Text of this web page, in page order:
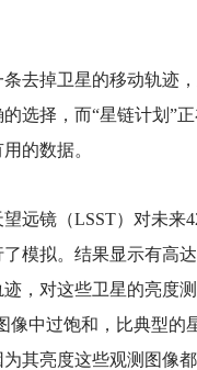
去掉卫星的移动轨迹
选择，而“星链计划”
的数据。
远镜（LSST）对未来
模拟。结果显示有高
，对这些卫星的亮度
像中过饱和，比典型的
其亮度这些观测图像